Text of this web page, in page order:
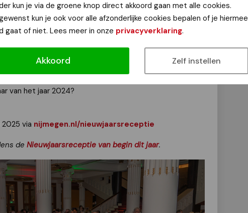
kun je via de groene knop direct akkoord gaan met alle cookies.
kun je ook voor alle afzonderlijke cookies bepalen of je hiermee
gaat of niet. Lees meer in onze privacyverklaring.
Akkoord Zelf instellen
Sven Ratzke en de onthulling van de Nijmegenaar van
verzorgd door Jelko Arts. U bent welkom vanaf 19.00
Bruls
het jaar 2024?
via nijmegen.nl/nieuwjaarsreceptie
de Nieuwjaarsreceptie van begin dit jaar.